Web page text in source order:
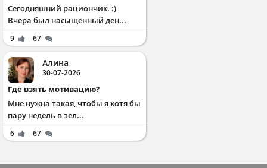
Сегодняшний рациончик. :)
Вчера был насыщенный ден...
9 67
Алина
30-07-2026
Где взять мотивацию?
Мне нужна такая, чтобы я хотя бы
пару недель в зел...
6 67